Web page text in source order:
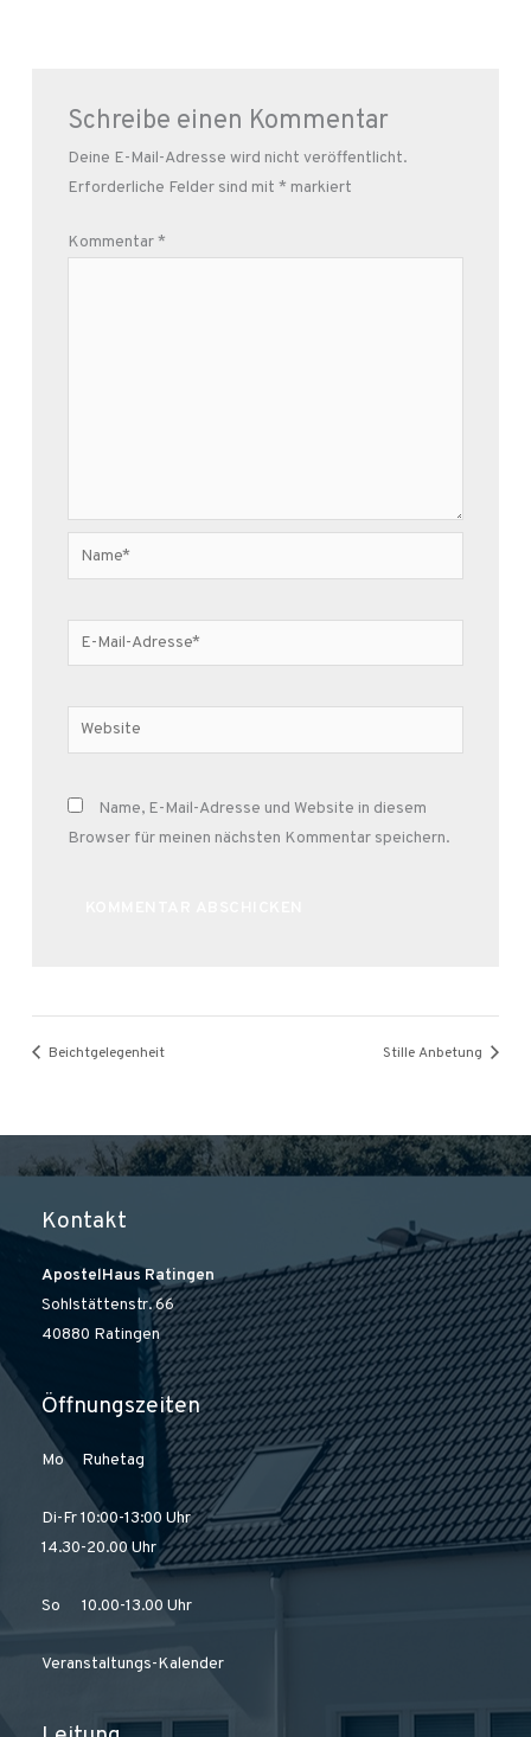
Schreibe einen Kommentar
Deine E-Mail-Adresse wird nicht veröffentlicht.
Erforderliche Felder sind mit * markiert
Kommentar*
Name*
E-
Mail-
Website
Name, E-Mail-Adresse und Website in diesem
Browser für meinen nächsten Kommentar speichern.
Beichtgelegenheit Stille Anbetung
Kontakt
ApostelHaus Ratingen
Sohlstättenstr. 66
40880 Ratingen
Öffnungszeiten
Mo Ruhetag
Di-Fr 10:00-13:00 Uhr
14.30-20.00 Uhr
So 10.00-13.00 Uhr
Veranstaltungs-Kalender